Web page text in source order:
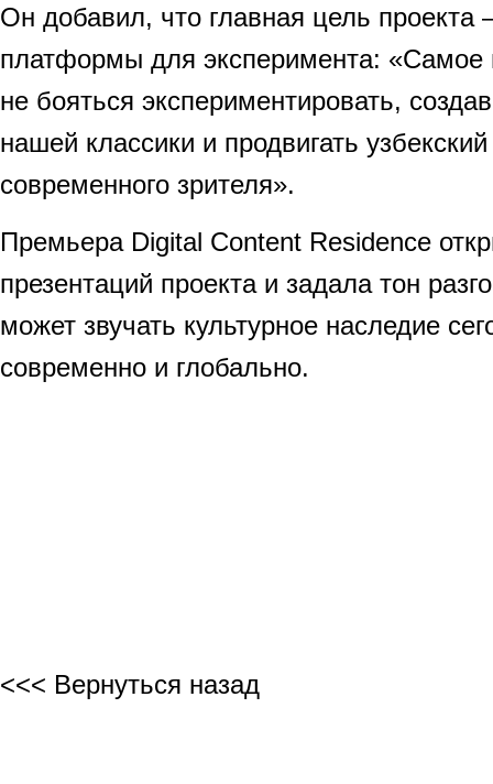
Он добавил, что главная цель проекта
платформы для эксперимента: «Самое
не бояться экспериментировать,
нашей классики и продвигать
современного зрителя».
Премьера Digital Content Residence
презентаций проекта и задала тон
может звучать культурное наследие
современно и глобально.
<<< Вернуться назад